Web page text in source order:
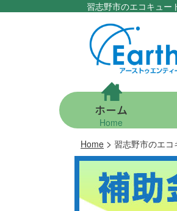
習志野市のエコキュー
ホーム
Home
Home > 習志野市のエ